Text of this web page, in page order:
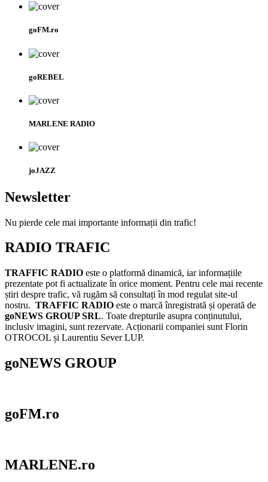
goFM.ro
goREBEL
MARLENE RADIO
joJAZZ
Newsletter
Nu pierde cele mai importante informații din trafic!
RADIO TRAFIC
TRAFFIC RADIO este o platformă dinamică, iar informațiile
prezentate pot fi actualizate în orice moment. Pentru cele mai recente
știri despre trafic, vă rugăm să consultați în mod regulat site-ul
nostru. TRAFFIC RADIO este o marcă înregistrată și operată de
goNEWS GROUP SRL. Toate drepturile asupra conținutului,
inclusiv imagini, sunt rezervate. Acționarii companiei sunt Florin
OTROCOL și Laurentiu Sever LUP.
goNEWS GROUP
goFM.ro
MARLENE.ro